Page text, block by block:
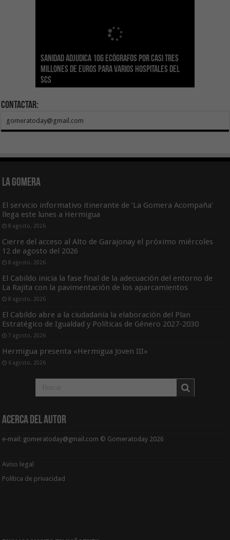
Sanidad adjudica 106 ecógrafos por casi tres
millones de euros para varios hospitales del
SCS
Gesplan logra la máxima puntuación en el
Índice de Transparencia de Canarias por cuarto
año consecutivo
El Gobierno canario concede ayudas del
POSEICAN-Pesca al sector por valor de 7,09 M€
tras aumentar las cuantías
Transición Ecológica coordina con Ashotel su
adhesión a la Red de Refugios Climáticos de
Canarias
Visocan incorpora 170 pisos a su parque de
vivienda protegida en régimen de alquiler
asequible de Tenerife
Sanidad refuerza la capacidad diagnóstica de
los centros de salud con el impulso de la
ecografía clínica
Contactar:
gomeratoday@gmail.com
La Gomera
El servicio informativo itinerante de ‘La Gomera Acompaña’
llega este lunes a Hermigua
8 agosto, 2026
Cierre del acceso al Alto de Garajonay el próximo miércoles
12 de agosto del 2026
8 agosto, 2026
El Cabildo inicia la fase final de la adecuación del entorno de
La Rajita con la pavimentación de los aparcamientos
8 agosto, 2026
El Cabildo abre a la ciudadanía la elaboración del Plan
Estratégico de Igualdad y Políticas de Género 2027-2030
7 agosto, 2026
Hermigua presenta «Hermigua Joven III»
6 agosto, 2026
Acerca del Autor
e-mail: gomeratoday@gmail.com © Gomeratoday 2026
Aviso legal
Política de privacidad